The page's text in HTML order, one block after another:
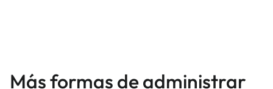
Más formas de administrar